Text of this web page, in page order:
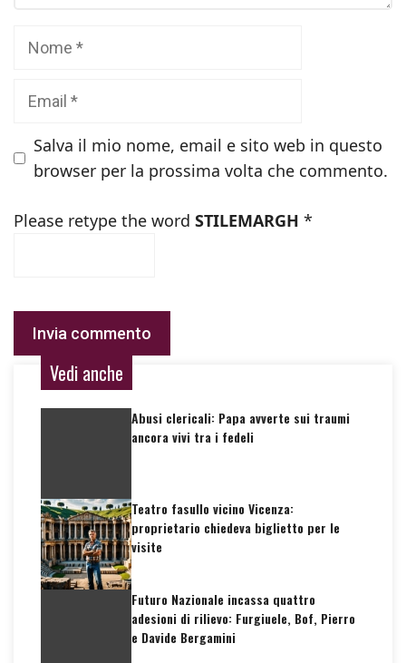
Salva il mio nome, email e sito web in questo
browser per la prossima volta che commento.
Please retype the word STILEMARGH *
Vedi anche
Abusi clericali: Papa avverte sui traumi
ancora vivi tra i fedeli
Teatro fasullo vicino Vicenza:
proprietario chiedeva biglietto per le
visite
Futuro Nazionale incassa quattro
adesioni di rilievo: Furgiuele, Bof, Pierro
e Davide Bergamini